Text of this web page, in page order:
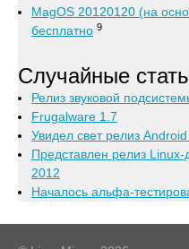
MagOS 20120120 (на
бесплатно 9
Случайные
Релиз звуковой
Frugalware 1.7
Увидел свет релиз
Представлен релиз Linux-
2012
Началось альфа-